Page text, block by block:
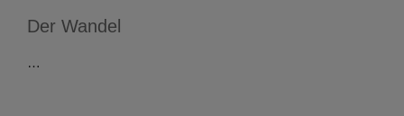
Der Wandel
…